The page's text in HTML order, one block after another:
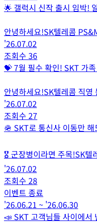
🌟 갤럭시 신작 출시 임박!
안녕하세요!SK텔레콤
'26.07.02
조회수 36
💝 7월 필수 확인! SKT 가
안녕하세요!SK텔레콤 직
'26.07.02
조회수 27
🪖 SKT로 통신사 이동만
🎖️ 군장병이라면 주목!SK텔
'26.07.02
조회수 28
이벤트 종료
'26.06.21 ~ '26.06.30
📣 SKT 고객님들 사이에서